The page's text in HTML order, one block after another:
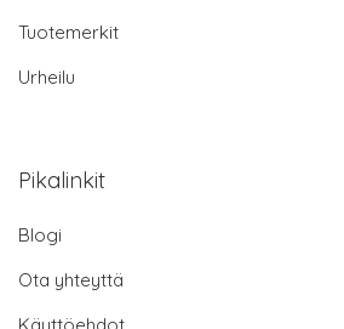
Tuotemerkit
Urheilu
Pikalinkit
Blogi
Ota yhteyttä